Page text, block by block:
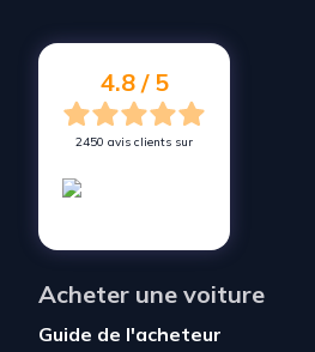
4.8 / 5
2450 avis clients sur
Acheter une voiture
Guide de l'acheteur